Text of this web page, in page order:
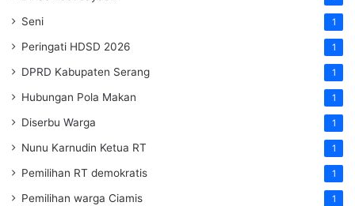
Seni 1
Peringati HDSD 2026 1
DPRD Kabupaten Serang 1
Hubungan Pola Makan 1
Diserbu Warga 1
Nunu Karnudin Ketua RT 1
Pemilihan RT demokratis 1
Pemilihan warga Ciamis 1